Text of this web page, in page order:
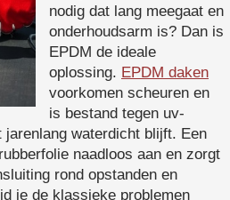
nodig dat lang meegaat en
onderhoudsarm is? Dan is
EPDM de ideale
oplossing. EPDM daken
voorkomen scheuren en
is bestand tegen uv-
waterdicht blijft. Een
naadloos aan en zorgt
rond opstanden en
je de klassieke problemen